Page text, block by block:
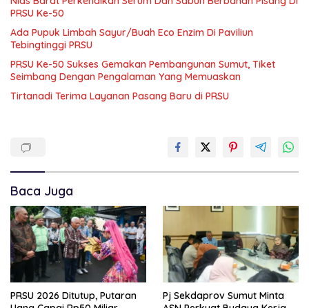
PRSU Ke-50
Ada Pupuk Limbah Sayur/Buah Eco Enzim Di Paviliun
Tebingtinggi PRSU
PRSU Ke-50 Sukses Gemakan Pembangunan Sumut, Tiket
Seimbang Dengan Pengalaman Yang Memuaskan
Tirtanadi Terima Layanan Pasang Baru di PRSU
Baca Juga
PRSU 2026 Ditutup, Putaran
Pj Sekdaprov Sumut Minta